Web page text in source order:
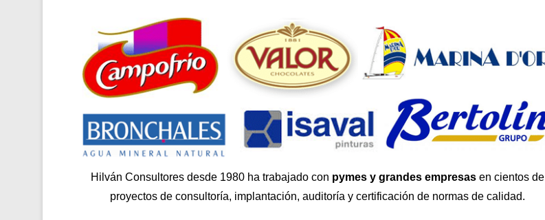
Hilván Consultores desde 1980 ha trabajado con pymes y grandes empresas en cientos de
proyectos de consultoría, implantación, auditoría y certificación de normas de calidad.